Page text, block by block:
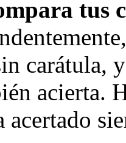
tus
carátula,
acierta.
acertado